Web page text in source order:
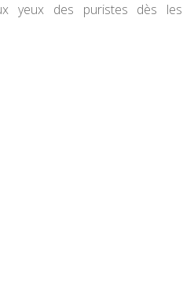
yeux des puristes dès les